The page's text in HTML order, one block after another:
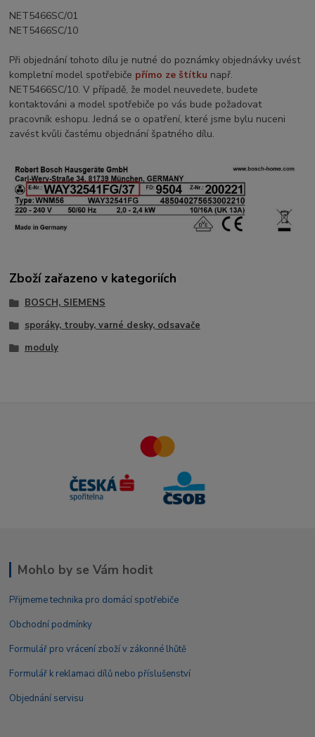
NET5466SC/01
NET5466SC/10
Při objednání tohoto dílu je nutné do poznámky objednávky uvést
kompletní model spotřebiče přímo ze štítku např.
NET5466SC/10. V případě, že model neuvedete, budete
kontaktováni a model spotřebiče po vás bude požadovat
pracovník eshopu. Jedná se o opatření, které jsme bylu nuceni
zavést kvůli častému objednání špatného dílu.
Zboží zařazeno v kategoriích
BOSCH, SIEMENS
sporáky, trouby, varné desky, odsavače
moduly
Mohlo by se Vám hodit
Přijmeme technika pro domácí spotřebiče
Obchodní podmínky
Formulář pro vrácení zboží v zákonné lhůtě
Formulář k reklamaci dílů nebo příslušenství
Objednání servisu